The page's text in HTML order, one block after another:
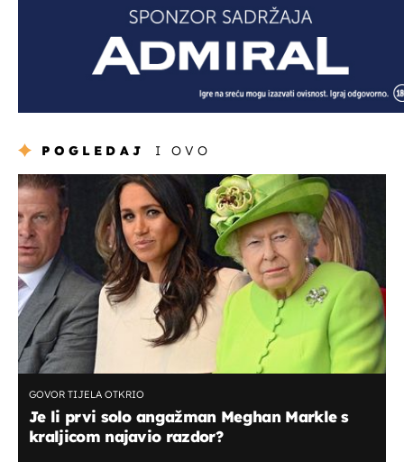
POGLEDAJ I OVO
GOVOR TIJELA OTKRIO
Je li prvi solo angažman Meghan Markle s
kraljicom najavio razdor?